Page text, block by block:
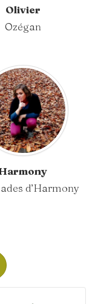
Olivier
Ozégan
d’Harmony